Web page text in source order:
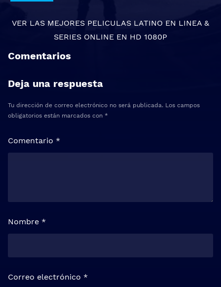
VER LAS MEJORES PELICULAS LATINO EN LINEA &
SERIES ONLINE EN HD 1080P
Comentarios
Deja una respuesta
Tu dirección de correo electrónico no será publicada. Los campos
obligatorios están marcados con *
Comentario *
Nombre *
Correo electrónico *